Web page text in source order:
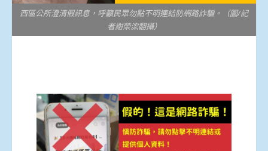
西區公所澄清假訊息，呼籲民眾勿點不明連結防網路詐騙。（圖/記
者謝榮浤翻攝）